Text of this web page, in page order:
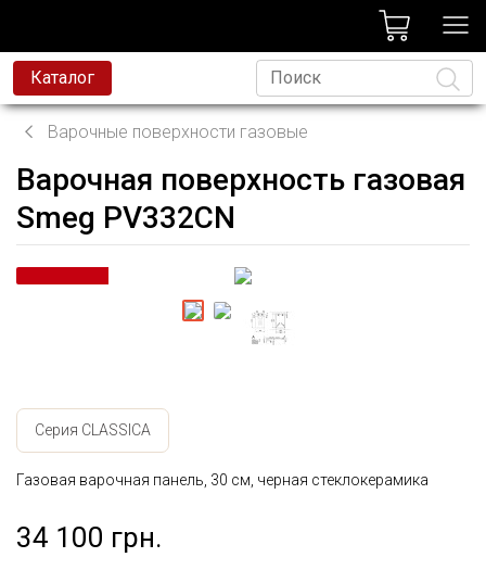
Каталог
Язык
Варочные поверхности газовые
Варочная поверхность газовая
Smeg PV332CN
Серия CLASSICA
Газовая варочная панель, 30 cм, черная стеклокерамика
34 100 грн.